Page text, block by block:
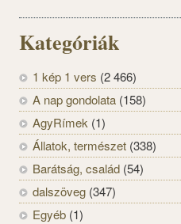
Kategóriák
1 kép 1 vers (2 466)
A nap gondolata (158)
AgyRímek (1)
Állatok, természet (338)
Barátság, család (54)
dalszöveg (347)
Egyéb (1)